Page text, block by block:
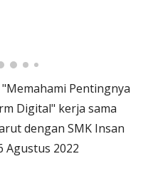
Pentingnya
Digital" kerja sama
dengan SMK Insan
Agustus 2022